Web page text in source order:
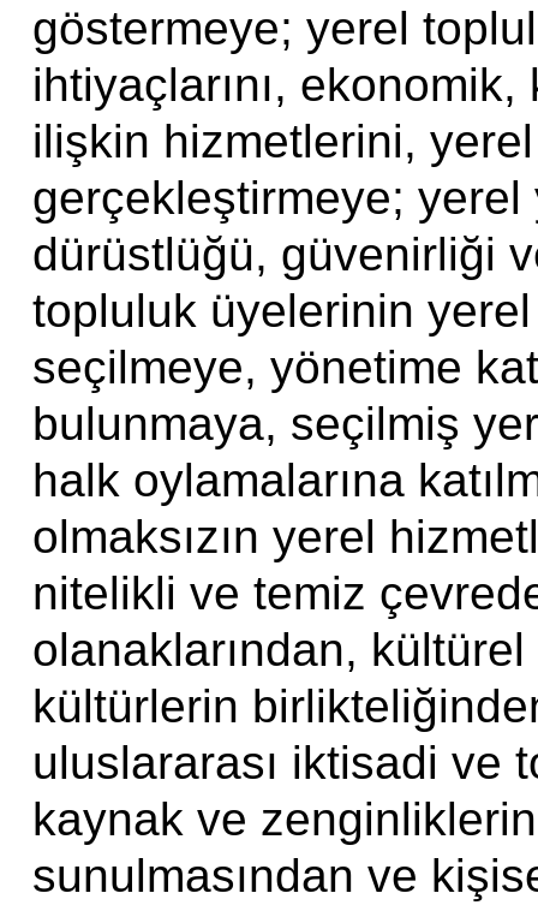
göstermeye; yerel
ihtiyaçlarını,
ilişkin hizmetlerini,
gerçekleştirmeye; yerel
dürüstlüğü, güvenirliği
topluluk üyelerinin
seçilmeye, yönetime
bulunmaya, seçilmiş
halk oylamalarına
olmaksızın yerel
nitelikli ve temiz
olanaklarından,
kültürlerin
uluslararası iktisadi ve
kaynak ve
sunulmasından ve